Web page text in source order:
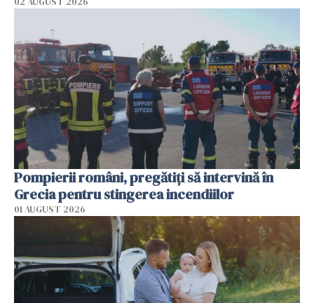
Pompierii români, pregătiţi să intervină în
Grecia pentru stingerea incendiilor
01 AUGUST 2026